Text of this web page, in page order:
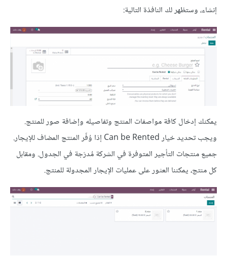
إنشاء، وستظهر لك النافذة التالية:
يمكنك إدخال كافة مواصفات المنتج وتفاصيله وإضافة صور للمنتج.
ويجب تحديد خيار Can be Rented إذا وُفّر المنتج المضاف للإيجار.
جميع منتجات التأجير المتوفرة في الشركة مُدرَجة في الجدول. ومقابل
كل منتج، يمكننا العثور على عمليات الإيجار المجدولة للمنتج.